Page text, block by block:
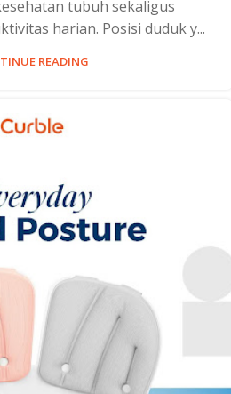
tubuh sekaligus
harian. Posisi duduk y...
READING